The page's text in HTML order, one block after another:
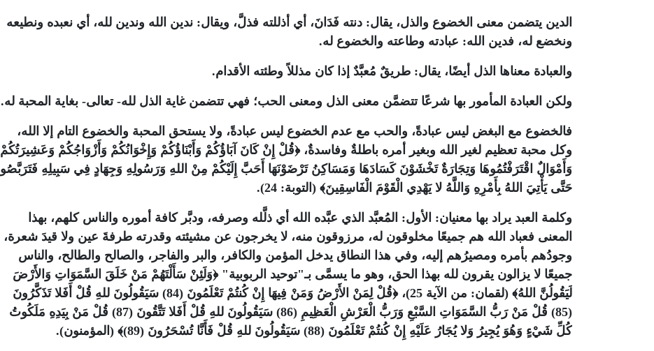
الدين يتضمن معنى الخضوع والذل، يقال: دنته فَدَانَ، أي أذللته فذلَّ، ويقال: ندين الله وندين لله، أي نعبده ونطيعه
ونخضع له، فدين الله: عبادته وطاعته والخضوع له.
والعبادة معناها الذل أيضًا، يقال: طريقٌ مُعبَّدٌ إذا كان مذللاً وطئته الأقدام.
ولكن العبادة المأمور بها شرعًا تتضمَّن معنى الذل ومعنى الحب؛ فهي تتضمن غاية الذل لله- تعالى- بغاية المحبة له.
فالخضوع مع البغض ليس عبادةً، والحب مع عدم الخضوع ليس عبادةً، ولا يستحق المحبة والخضوع التام إلا الله،
وكل محبة تعظيم لغير الله وبغير أمره باطلةٌ وفاسدةٌ،﴿قُلْ إِنْ كَانَ آبَاؤُكُمْ وَأَبْنَاؤُكُمْ وَإِخْوَانُكُمْ وَأَزْوَاجُكُمْ وَعَشِيرَتُكُمْ
وَأَمْوَالٌ اقْتَرَفْتُمُوهَا وَتِجَارَةٌ تَخْشَوْنَ كَسَادَهَا وَمَسَاكِنُ تَرْضَوْنَهَا أَحَبَّ إِلَيْكُمْ مِنْ اللهِ وَرَسُولِهِ وَجِهَادٍ فِي سَبِيلِهِ فَتَرَبَّصُوا
حَتَّى يَأْتِيَ اللهُ بِأَمْرِهِ وَاللَّهُ لا يَهْدِي الْقَوْمَ الْفَاسِقِينَ﴾ (التوبة: 24).
وكلمة العبد يراد بها معنيان: الأول: المُعبَّد الذي عبَّده الله أي ذلَّله وصرفه، ودبَّر كافة أموره والناس كلهم، بهذا
المعنى فعباد الله هم جميعًا مخلوقون له، مرزوقون منه، لا يخرجون عن مشيئته وقدرته طرفةَ عين ولا قيدَ شعرة،
وجودُهم بأمره ومصيرُهم إليه، وفي هذا النطاق يدخل المؤمن والكافر، والبر والفاجر، والصالح والطالح، والناس
جميعًا لا يزالون يقرون لله بهذا الحق، وهو ما يسمَّى بـ"توحيد الربوبية"﴿وَلَئِنْ سَأَلْتَهُمْ مَنْ خَلَقَ السَّمَوَاتِ وَالأَرْضَ
لَيَقُولُنَّ اللهُ﴾ (لقمان: من الآية 25)،
﴿قُلْ لِمَنْ الأَرْضُ وَمَنْ فِيهَا إِنْ كُنتُمْ تَعْلَمُونَ (84) سَيَقُولُونَ للهِ قُلْ أَفَلا تَذَكَّرُونَ
(85) قُلْ مَنْ رَبُّ السَّمَوَاتِ السَّبْعِ وَرَبُّ الْعَرْشِ الْعَظِيمِ (86) سَيَقُولُونَ للهِ قُلْ أَفَلا تَتَّقُونَ (87) قُلْ مَنْ بِيَدِهِ مَلَكُوتُ
كُلِّ شَيْءٍ وَهُوَ يُجِيرُ وَلا يُجَارُ عَلَيْهِ إِنْ كُنتُمْ تَعْلَمُونَ (88) سَيَقُولُونَ للهِ قُلْ فَأَنَّا تُسْحَرُونَ (89)﴾
(المؤمنون).